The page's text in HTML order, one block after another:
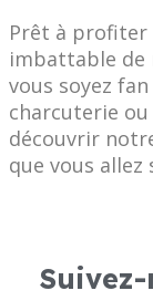
Prêt à
imbattable de
vous soyez
charcuterie
découvrir
que vous allez